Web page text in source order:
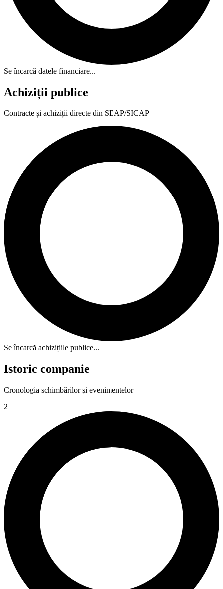
Se încarcă datele financiare...
Achiziții publice
Contracte și achiziții directe din SEAP/SICAP
Se încarcă achizițiile publice...
Istoric companie
Cronologia schimbărilor și evenimentelor
2